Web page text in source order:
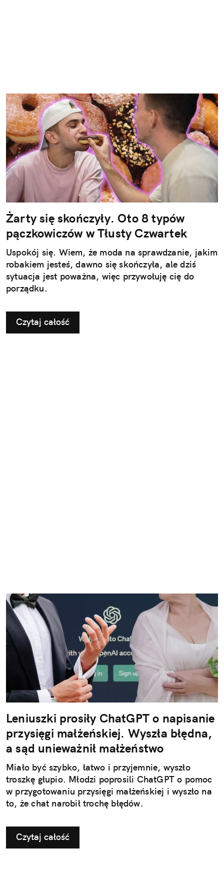
Żarty się skończyły. Oto 8 typów
pączkowiczów w Tłusty Czwartek
Uspokój się. Wiem, że moda na sprawdzanie, jakim
robakiem jesteś, dawno się skończyła, ale dziś
sytuacja jest poważna, więc przywołuję cię do
porządku.
Czytaj całość
Leniuszki prosiły ChatGPT o napisanie
przysięgi małżeńskiej. Wyszła błędna,
a sąd unieważnił małżeństwo
Miało być szybko, łatwo i przyjemnie, wyszło
troszkę głupio. Młodzi poprosili ChatGPT o pomoc
w przygotowaniu przysięgi małżeńskiej i wyszło na
to, że chat narobił trochę błędów.
Czytaj całość